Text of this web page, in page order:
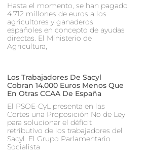
Hasta el momento, se han pagado
4.712 millones de euros a los
agricultores y ganaderos
españoles en concepto de ayudas
directas. El Ministerio de
Agricultura,
Los Trabajadores De Sacyl
Cobran 14.000 Euros Menos Que
En Otras CCAA De España
El PSOE-CyL presenta en las
Cortes una Proposición No de Ley
para solucionar el déficit
retributivo de los trabajadores del
Sacyl. El Grupo Parlamentario
Socialista